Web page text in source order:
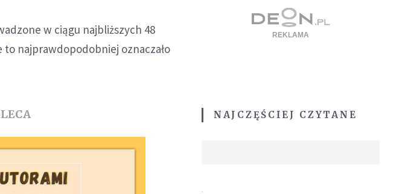
w ciągu najbliższych 48
najprawdopodobniej oznaczało
NAJCZĘŚCIEJ CZYTANE